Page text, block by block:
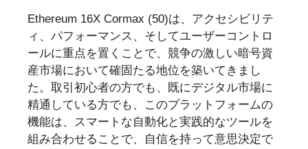
Ethereum 16X Cormax (50)は、アクセシビリテ
ィ、パフォーマンス、そしてユーザーコントロ
ールに重点を置くことで、競争の激しい暗号資
産市場において確固たる地位を築いてきまし
た。取引初心者の方でも、既にデジタル市場に
精通している方でも、このプラットフォームの
機能は、スマートな自動化と実践的なツールを
組み合わせることで、自信を持って意思決定で